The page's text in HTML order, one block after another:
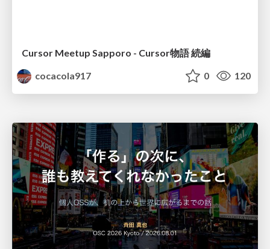
Cursor Meetup Sapporo - Cursor物語 続編
cocacola917
0 120